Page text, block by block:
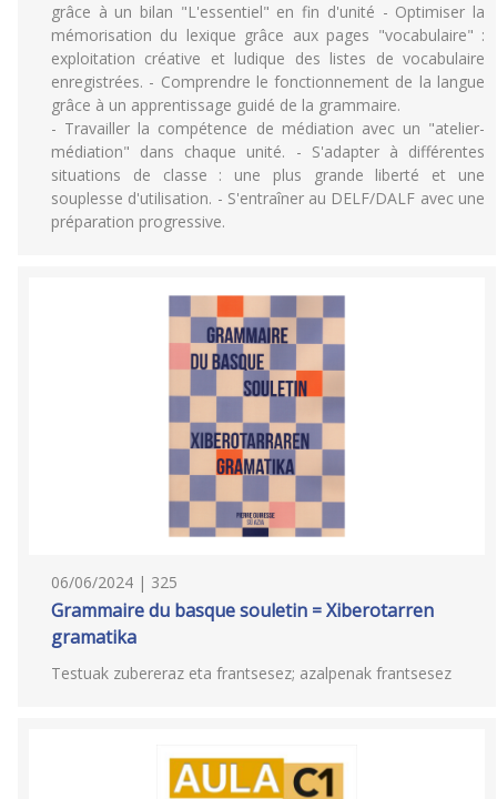
grâce à un bilan "L'essentiel" en fin d'unité - Optimiser la
mémorisation du lexique grâce aux pages "vocabulaire" :
exploitation créative et ludique des listes de vocabulaire
enregistrées. - Comprendre le fonctionnement de la langue
grâce à un apprentissage guidé de la grammaire.
- Travailler la compétence de médiation avec un "atelier-
médiation" dans chaque unité. - S'adapter à différentes
situations de classe : une plus grande liberté et une
souplesse d'utilisation. - S'entraîner au DELF/DALF avec une
préparation progressive.
06/06/2024 | 325
Grammaire du basque souletin = Xiberotarren
gramatika
Testuak zubereraz eta frantsesez; azalpenak frantsesez